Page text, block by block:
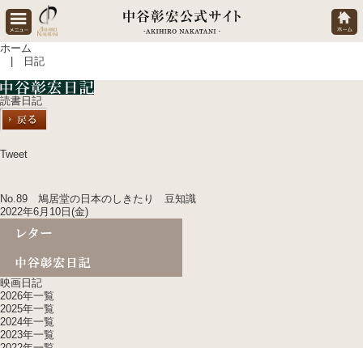
ホーム
| 日記
読書日記
Tweet
No.89 鳩居堂の日本のしきたり 豆知識
2022年6月10日(金)
映画日記
2026年一覧
2025年一覧
2024年一覧
2023年一覧